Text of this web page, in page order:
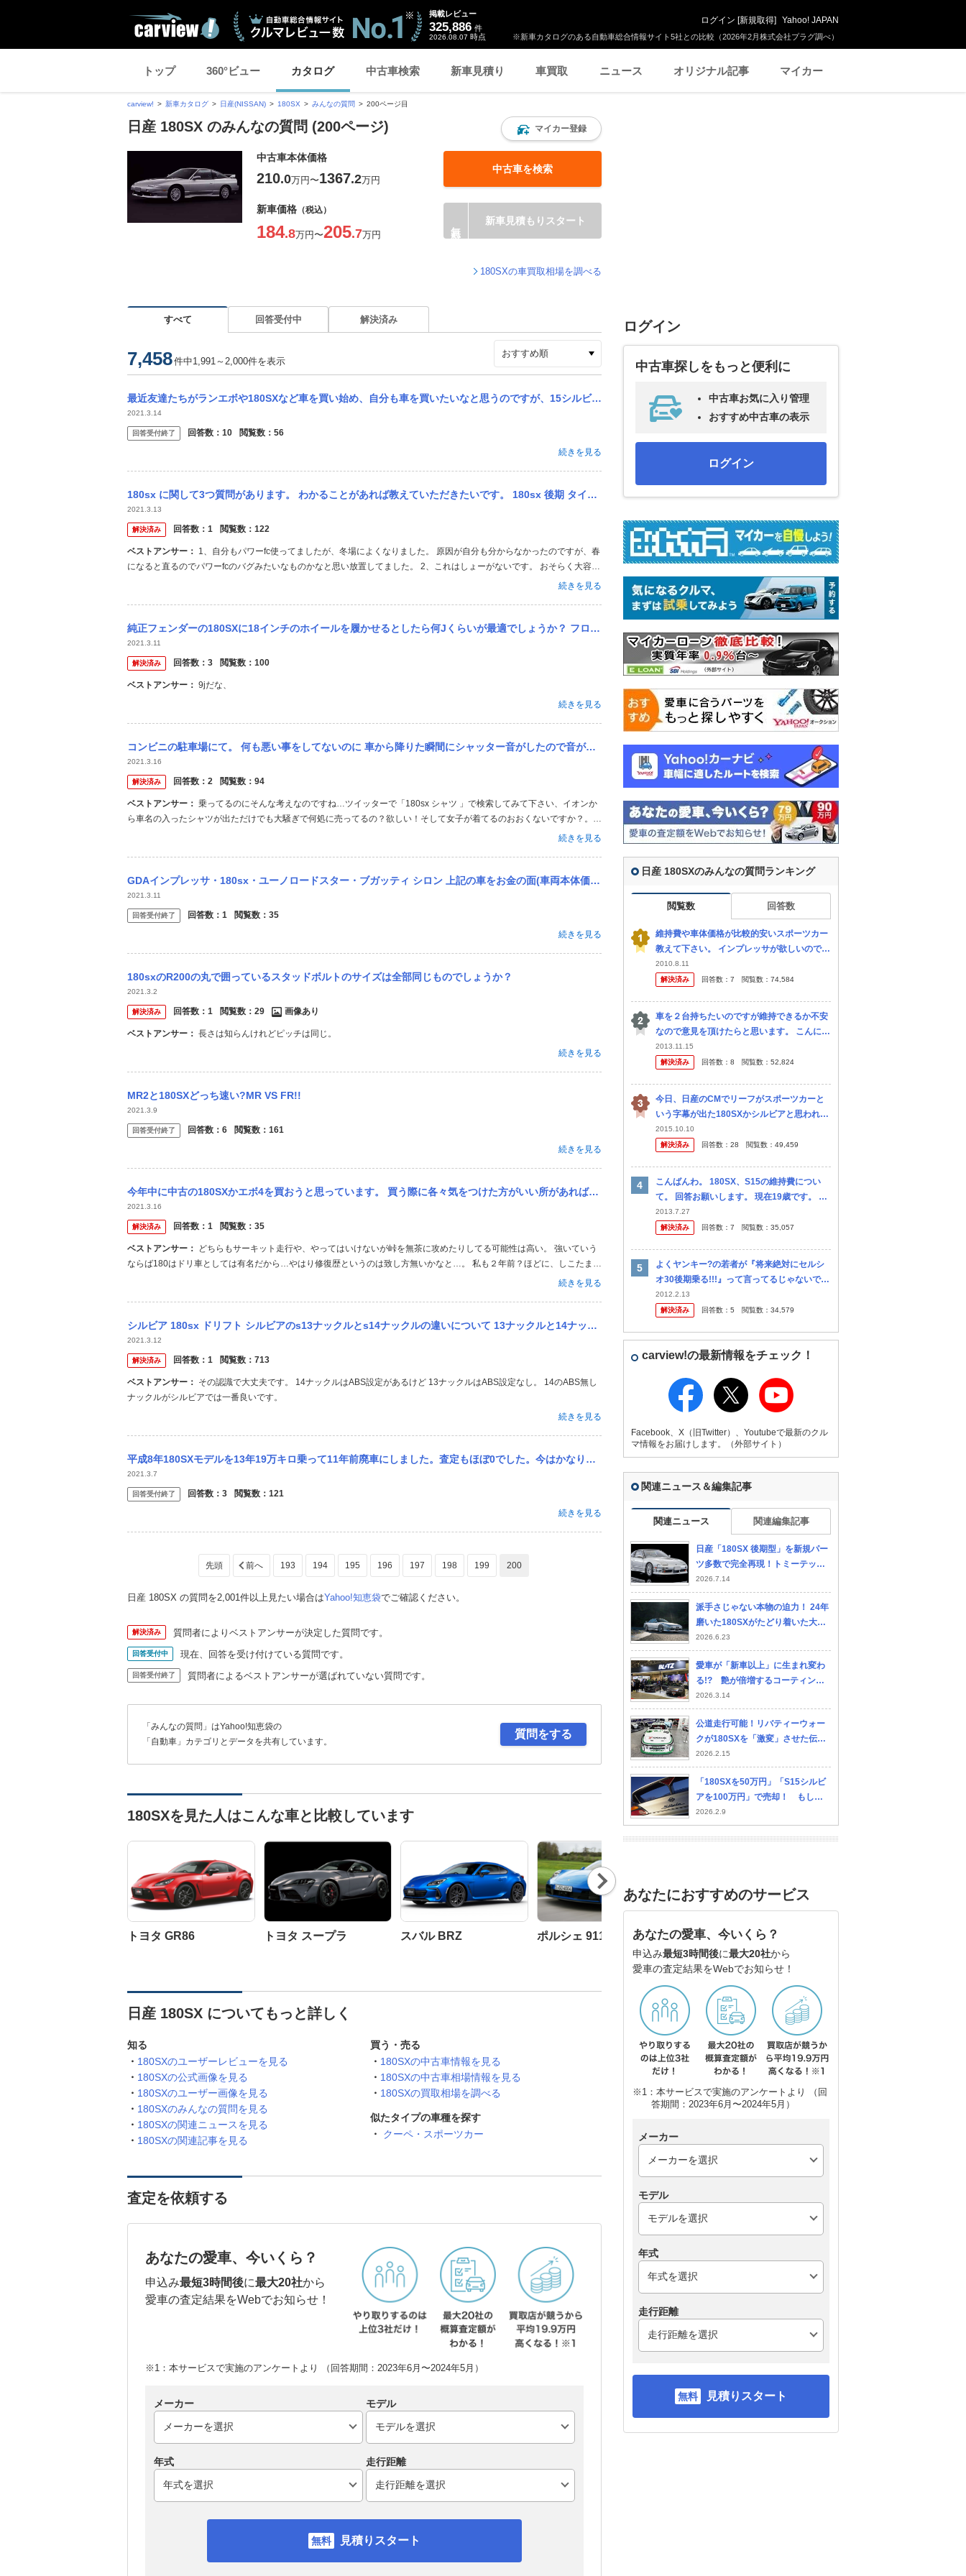
※新車カタログのある自動車総合情報サイト5社との比較（2026年2月株式会社プラグ調べ）
掲載レビュー
325,886 件
2026.08.07 時点
ログイン [新規取得] Yahoo! JAPAN
トップ 360°ビュー カタログ 中古車検索 新車見積り 車買取 ニュース オリジナル記事 マイカー
carview! 新車カタログ 日産(NISSAN) 180SX みんなの質問 200ページ目
日産 180SX のみんなの質問 (200ページ) マイカー登録
中古車本体価格
210.0万円〜1367.2万円
中古車を検索
新車価格 （税込）
184.8万円〜205.7万円
新車見積もりスタート
180SXの車買取相場を調べる
すべて 回答受付中 解決済み
7,458件中1,991～2,000件を表示
最近友達たちがランエボや180SXなど車を買い始め、自分も車を買いたいなと思うのですが、15シルビアのSスペックてどうでしょうか？やっぱりRスペックの方がいいですか？？ 基本的には用途は峠責める...
2021.3.14
回答受付終了 回答数： 10 閲覧数： 56
続きを見る
180sx に関して3つ質問があります。 わかることがあれば教えていただきたいです。 180sx 後期 タイプXを所持しているものです。 まず1つ目がアイドリングについて、エンジンをかけ、暖気...
2021.3.13
解決済み 回答数： 1 閲覧数： 122
ベストアンサー：
になると直るのでパワーfcのバグみたいなものかなと思い放置してました。 2、これはしょーがないです。 おそらく大容量
ラジエーターつけてると思うので冬場はラジエーターを小さくする、ローテンプサーモを純正に戻すなど以外は無理です。
続きを見る
純正フェンダーの180SXに18インチのホイールを履かせるとしたら何Jくらいが最適でしょうか？ フロント、リアそれぞれ教えて欲しいです。
2021.3.11
解決済み 回答数： 3 閲覧数： 100
ベストアンサー： 9jだな、
続きを見る
コンビニの駐車場にて。 何も悪い事をしてないのに 車から降りた瞬間にシャッター音がしたので音がした方向を確認したら相手が携帯を向けていたので知らない女性に勝手に乗ってる車とオイラの写真を撮られた...
2021.3.16
解決済み 回答数： 2 閲覧数： 94
ベストアンサー：
ら車名の入ったシャツが出ただけでも大騒ぎで何処に売ってるの？欲しい！そして女子が着てるのおおくないですか？。今
続きを見る
GDAインプレッサ・180sx・ユーノロードスター・ブガッティ シロン 上記の車をお金の面(車両本体価格、維持費…)で安い順に並べてください。お願いします
2021.3.11
回答受付終了 回答数： 1 閲覧数： 35
続きを見る
180sxのR200の丸で囲っているスタッドボルトのサイズは全部同じものでしょうか？
2021.3.2
解決済み 回答数： 1 閲覧数： 29 画像あり
ベストアンサー： 長さは知らんけれどピッチは同じ。
続きを見る
MR2と180SXどっち速い?MR VS FR!!
2021.3.9
回答受付終了 回答数： 6 閲覧数： 161
続きを見る
今年中に中古の180SXかエボ4を買おうと思っています。 買う際に各々気をつけた方がいい所があれば教えてください。
2021.3.16
解決済み 回答数： 1 閲覧数： 35
ベストアンサー：
ならば180はドリ車としては有名だから…やはり修復歴というのは致し方無いかなと…。 私も２年前？ほどに、しこたま探
し回ったけどどれも修復歴は有。極上を探せば値段が高騰してる為200前後…。 幸い、私は整備士であり、ある程度妥協し
続きを見る
シルビア 180sx ドリフト シルビアのs13ナックルとs14ナックルの違いについて 13ナックルと14ナックルの違いはロアアームのボールジョイントの径、車高調取り付け部分の径、スピンドルの径...
2021.3.12
解決済み 回答数： 1 閲覧数： 713
ベストアンサー：
ナックルがシルビアでは一番良いです。
続きを見る
平成8年180SXモデルを13年19万キロ乗って11年前廃車にしました。査定もほぼ0でした。今はかなり値上がりしてますか？
2021.3.7
回答受付終了 回答数： 3 閲覧数： 121
続きを見る
193 194 195 196 197 198 199 200
日産 180SX の質問を2,001件以上見たい場合はYahoo!知恵袋でご確認ください。
解決済み 質問者によりベストアンサーが決定した質問です。
回答受付中 現在、回答を受け付けている質問です。
回答受付終了 質問者によるベストアンサーが選ばれていない質問です。
「みんなの質問」はYahoo!知恵袋の
「自動車」カテゴリとデータを共有しています。
質問をする
180SXを見た人はこんな車と比較しています
トヨタ GR86 トヨタ スープラ スバル BRZ ポルシェ 911 ホンダ プレリュード
Nex
t
日産 180SX についてもっと詳しく
知る
180SXのユーザーレビューを見る
180SXの公式画像を見る
180SXのユーザー画像を見る
180SXのみんなの質問を見る
180SXの関連ニュースを見る
180SXの関連記事を見る
買う・売る
180SXの中古車情報を見る
180SXの中古車相場情報を見る
180SXの買取相場を調べる
似たタイプの車種を探す
クーペ・スポーツカー
査定を依頼する
あなたの愛車、今いくら？
申込み最短3時間後に最大20社から
愛車の査定結果をWebでお知らせ！
※1：本サービスで実施のアンケートより （回答期間：2023年6月〜2024年5月）
メーカー モデル
年式 走行距離
見積りスタート
ログイン
中古車探しをもっと便利に
中古車お気に入り管理
おすすめ中古車の表示
ログイン
日産 180SXのみんなの質問ランキング
閲覧数 回答数
維持費や車体価格が比較的安いスポーツカー
教えて下さい。 インプレッサが欲しいのです
が手を出せないので180sxかロードスター当
たりにしようと思っているのですが、 お勧め
2010.8.11
解決済み
回答数： 7 閲覧数： 74,584
車を２台持ちたいのですが維持できるか不安
なので意見を頂けたらと思います。 こんにち
は。 現在普通車に乗っているのですが今度乗
り換えようと思います。 車種は、プライベー
2013.11.15
解決済み
回答数： 8 閲覧数： 52,824
今日、日産のCMでリーフがスポーツカーと
いう字幕が出た180SXかシルビアと思われる
クルマと加速勝負をするのを見ました 結果は
CMとして当たり前ですがリーフが勝ちリー
2015.10.10
解決済み
回答数： 28 閲覧数： 49,459
こんばんわ。 180SX、S15の維持費につい
て。 回答お願いします。 現在19歳です。 ま
だ先になるのですが、欲しい車が180SX、S1
5などの車です。 そこで上記の車の維持費が
2013.7.27
解決済み
回答数： 7 閲覧数： 35,057
よくヤンキー?の若者が『将来絶対にセルシ
オ30後期乗る!!!』って言ってるじゃないです
か? 僕は最近までセルシオ=庶民の車ってイ
メージがありました。だからヤンキーはセル
2012.2.13
解決済み
回答数： 5 閲覧数： 34,579
carview!の最新情報をチェック！
Facebook、X（旧Twitter）、Youtubeで最新のクル
マ情報をお届けします。（外部サイト）
関連ニュース＆編集記事
関連ニュース 関連編集記事
日産「180SX 後期型」を新規パー
ツ多数で完全再現！トミーテック
1/64ミニカー【LE VOLANT モデ
ルカー俱楽部】
2026.7.14
派手さじゃない本物の迫力！ 24年
磨いた180SXがたどり着いた大人
の理想形…CARTUNE PickUpCar
s 2026
2026.6.23
愛車が「新車以上」に生まれ変わ
る!? 艶が倍増するコーティング
や最新車高調が登場
2026.3.14
公道走行可能！リバティーウォー
クが180SXを「激変」させた伝説
のスーパーシルエット仕様
2026.2.15
「180SXを50万円」「S15シルビ
アを100万円」で売却！ もし今
もってたら……売って後悔した愛
車の話
2026.2.9
あなたにおすすめのサービス
あなたの愛車、今いくら？
申込み最短3時間後に最大20社から
愛車の査定結果をWebでお知らせ！
※1：本サービスで実施のアンケートより （回
答期間：2023年6月〜2024年5月）
メーカー
モデル
年式
走行距離
見積りスタート